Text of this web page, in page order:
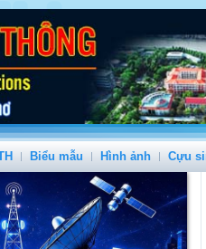
Biểu mẫu Hình ảnh Cựu